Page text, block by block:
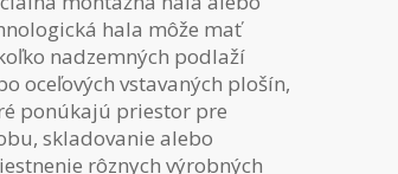
hala môže mať
nadzemných podlaží
oceľových vstavaných plošín,
ponúkajú priestor pre
skladovanie alebo
rôznych výrobných